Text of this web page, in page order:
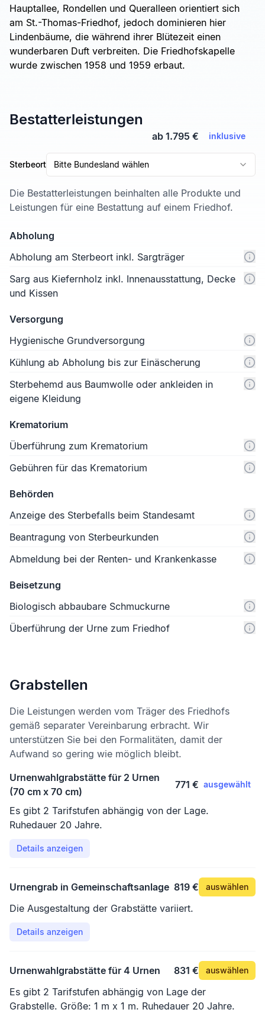
Hauptallee, Rondellen und Queralleen orientiert sich
am St.-Thomas-Friedhof, jedoch dominieren hier
Lindenbäume, die während ihrer Blütezeit einen
wunderbaren Duft verbreiten. Die Friedhofskapelle
wurde zwischen 1958 und 1959 erbaut.
Bestatterleistungen
ab 1.795 € inklusive
Sterbeort Bitte Bundesland wählen
Die Bestatterleistungen beinhalten alle Produkte und
Leistungen für eine Bestattung auf einem Friedhof.
Abholung
Abholung am Sterbeort inkl. Sargträger
Sarg aus Kiefernholz inkl. Innenausstattung, Decke
und Kissen
Versorgung
Hygienische Grundversorgung
Kühlung ab Abholung bis zur Einäscherung
Sterbehemd aus Baumwolle oder ankleiden in
eigene Kleidung
Krematorium
Überführung zum Krematorium
Gebühren für das Krematorium
Behörden
Anzeige des Sterbefalls beim Standesamt
Beantragung von Sterbeurkunden
Abmeldung bei der Renten- und Krankenkasse
Beisetzung
Biologisch abbaubare Schmuckurne
Überführung der Urne zum Friedhof
Grabstellen
Die Leistungen werden vom Träger des Friedhofs
gemäß separater Vereinbarung erbracht. Wir
unterstützen Sie bei den Formalitäten, damit der
Aufwand so gering wie möglich bleibt.
Urnenwahlgrabstätte für 2 Urnen
(70 cm x 70 cm)
771 € ausgewählt
Es gibt 2 Tarifstufen abhängig von der Lage.
Ruhedauer 20 Jahre.
Details anzeigen
Urnengrab in Gemeinschaftsanlage 819 € auswählen
Die Ausgestaltung der Grabstätte variiert.
Details anzeigen
Urnenwahlgrabstätte für 4 Urnen 831 € auswählen
Es gibt 2 Tarifstufen abhängig von Lage der
Grabstelle. Größe: 1 m x 1 m. Ruhedauer 20 Jahre.